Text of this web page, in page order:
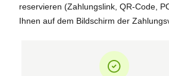
reservieren (Zahlungslink, QR-Code,
Ihnen auf dem Bildschirm der